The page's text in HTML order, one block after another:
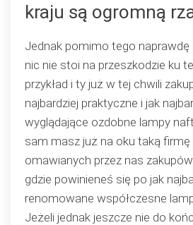
kraju są ogromną
Jednak pomimo tego naprawdę
nic nie stoi na przeszkodzie ku
przykład i ty już w tej chwili
najbardziej praktyczne i jak
wyglądające ozdobne lampy
sam masz już na oku taką
omawianych przez nas
gdzie powinieneś się po jak
renomowane współczesne
Jeżeli jednak jeszcze nie do